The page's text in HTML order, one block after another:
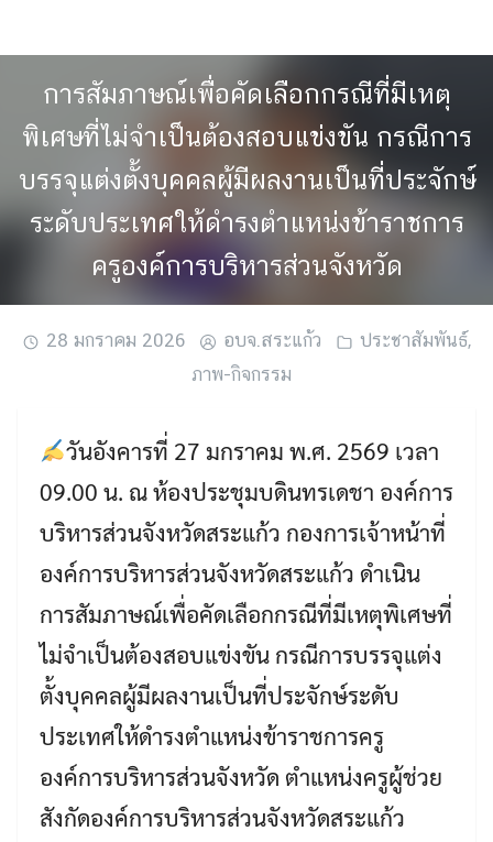
การสัมภาษณ์เพื่อคัดเลือกกรณีที่มีเหตุ
พิเศษที่ไม่จำเป็นต้องสอบแข่งขัน กรณีการ
บรรจุแต่งตั้งบุคคลผู้มีผลงานเป็นที่ประจักษ์
ระดับประเทศให้ดำรงตำแหน่งข้าราชการ
ครูองค์การบริหารส่วนจังหวัด
28 มกราคม 2026 อบจ.สระแก้ว ประชาสัมพันธ์,
ภาพ-กิจกรรม
วันอังคารที่ 27 มกราคม พ.ศ. 2569 เวลา
09.00 น. ณ ห้องประชุมบดินทรเดชา องค์การ
บริหารส่วนจังหวัดสระแก้ว กองการเจ้าหน้าที่
องค์การบริหารส่วนจังหวัดสระแก้ว ดำเนิน
การสัมภาษณ์เพื่อคัดเลือกกรณีที่มีเหตุพิเศษที่
ไม่จำเป็นต้องสอบแข่งขัน กรณีการบรรจุแต่ง
ตั้งบุคคลผู้มีผลงานเป็นที่ประจักษ์ระดับ
ประเทศให้ดำรงตำแหน่งข้าราชการครู
องค์การบริหารส่วนจังหวัด ตำแหน่งครูผู้ช่วย
สังกัดองค์การบริหารส่วนจังหวัดสระแก้ว